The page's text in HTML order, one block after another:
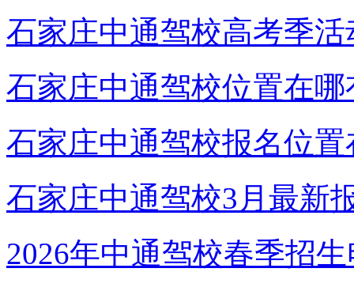
石家庄中通驾校高考季
石家庄中通驾校位置在
石家庄中通驾校报名位置
石家庄中通驾校3月最新
2026年中通驾校春季招